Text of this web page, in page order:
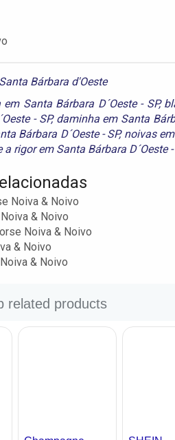
Bárbara d'Oeste
Santa Bárbara D´Oeste - SP,
- SP, daminha em Santa
Bárbara D´Oeste - SP, noivas
a rigor em Santa Bárbara D´Oeste -
Noiva & Noivo
& Noivo
Noiva & Noivo
& Noivo
& Noivo